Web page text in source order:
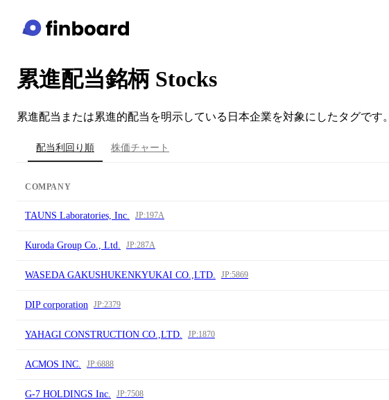
累進配当銘柄 Stocks
累進配当または累進的配当を明示している日本企業を対象にしたタグです。
配当利回り順 株価チャート
COMPANY
TAUNS Laboratories, Inc. JP:197A
Kuroda Group Co., Ltd. JP:287A
WASEDA GAKUSHUKENKYUKAI CO.,LTD. JP:5869
DIP corporation JP:2379
YAHAGI CONSTRUCTION CO.,LTD. JP:1870
ACMOS INC. JP:6888
G-7 HOLDINGS Inc. JP:7508